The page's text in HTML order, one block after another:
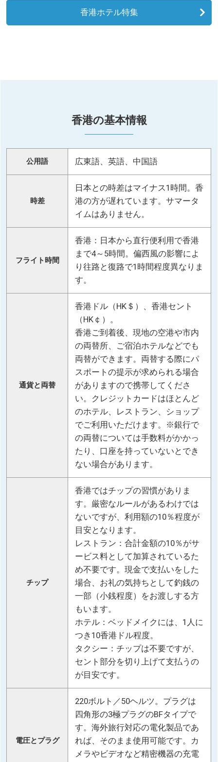
香港ホテル特集
香港の基本情報
公用語 広東語、英語、中国語
時差
日本との時差はマイナス1時間。香
港の方が遅れています。サマータ
イムはありません。
フライト時間
香港：日本から直行便利用で香港
まで4～5時間。偏西風の影響によ
り往路と復路で1時間程度異なりま
す。
通貨と両替
香港ドル（HK＄）、香港セント
（HK￠）。
香港ご到着後、現地の空港や市内
の両替所、ご宿泊ホテルなどでも
両替ができます。両替する際にパ
スポートの提示が求められる場合
がありますので携帯してくださ
い。クレジットカードはほとんど
のホテル、レストラン、ショップ
でご利用いただけます。※銀行で
の両替については手数料がかかっ
たり、口座を持っていないとでき
ない場合があります。
チップ
香港ではチップの習慣がありま
す。厳密なルールがあるわけでは
ないですが、利用額の10％程度が
目安となります。
レストラン：合計金額の10％がサ
ービス料として加算されているた
め不要です。現金で支払いをした
場合、お礼の気持ちとして釣銭の
一部（小銭程度）をお渡しする方
もいます。
ホテル：ベッドメイクには、1人に
つき10香港ドル程度。
タクシー：チップは不要ですが、
セント部分を切り上げて支払うの
が目安です。
電圧とプラグ
220ボルト／50ヘルツ。プラグは
四角形の3極プラグのBFタイプで
す。海外旅行対応の電化製品であ
れば、そのまま使用可能です。カ
メラやビデオなど精密機器の充電